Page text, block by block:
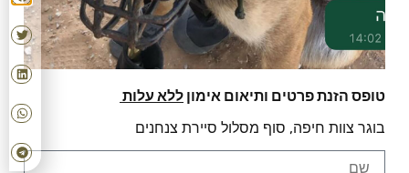
טופס הזנת פרטים ותיאום אימון ללא עלות
בוגר צוות חיפה, סוף מסלול סיירת צנחנים